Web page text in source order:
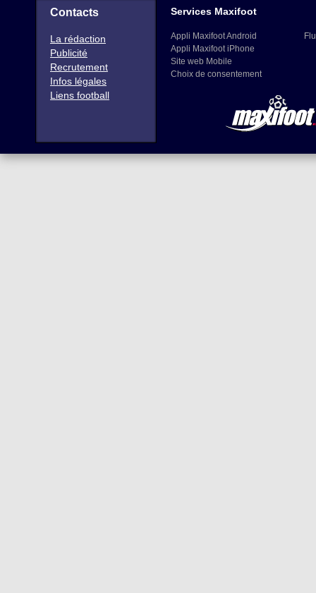
Contacts
La rédaction
Publicité
Recrutement
Infos légales
Liens football
Services Maxifoot
Appli Maxifoot Android
Appli Maxifoot iPhone
Site web Mobile
Choix de consentement